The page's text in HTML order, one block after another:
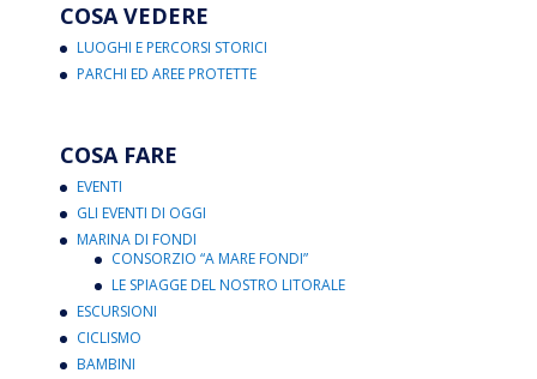
COSA VEDERE
LUOGHI E PERCORSI STORICI
PARCHI ED AREE PROTETTE
COSA FARE
EVENTI
GLI EVENTI DI OGGI
MARINA DI FONDI
CONSORZIO “A MARE FONDI”
LE SPIAGGE DEL NOSTRO LITORALE
ESCURSIONI
CICLISMO
BAMBINI